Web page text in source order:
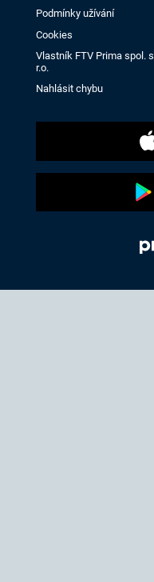
Podmínky užívání
Cookies
Vlastník FTV Prima spol. s
r.o.
Nahlásit chybu